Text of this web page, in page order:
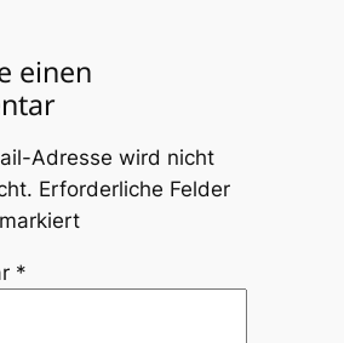
einen
Adresse wird nicht
Erforderliche Felder
markiert
*